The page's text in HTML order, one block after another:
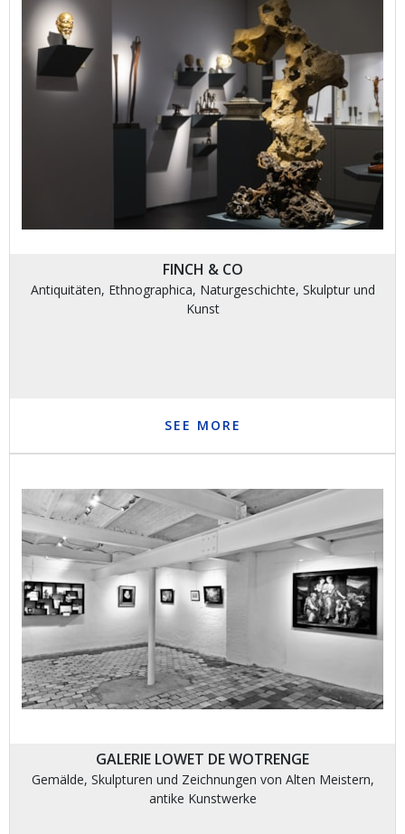
FINCH & CO
Antiquitäten, Ethnographica, Naturgeschichte, Skulptur und
Kunst
SEE MORE
GALERIE LOWET DE WOTRENGE
Gemälde, Skulpturen und Zeichnungen von Alten Meistern,
antike Kunstwerke